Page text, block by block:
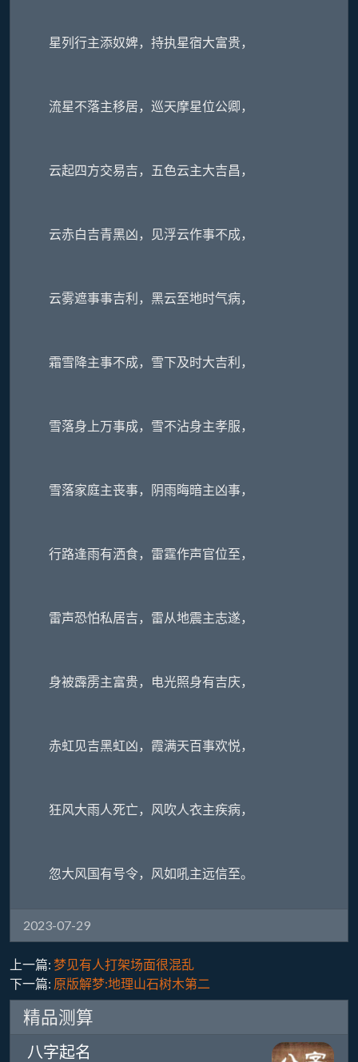
星列行主添奴婢，持执星宿大富贵，
流星不落主移居，巡天摩星位公卿，
云起四方交易吉，五色云主大吉昌，
云赤白吉青黑凶，见浮云作事不成，
云雾遮事事吉利，黑云至地时气病，
霜雪降主事不成，雪下及时大吉利，
雪落身上万事成，雪不沾身主孝服，
雪落家庭主丧事，阴雨晦暗主凶事，
行路逢雨有洒食，雷霆作声官位至，
雷声恐怕私居吉，雷从地震主志遂，
身被霹雳主富贵，电光照身有吉庆，
赤虹见吉黑虹凶，霞满天百事欢悦，
狂风大雨人死亡，风吹人衣主疾病，
忽大风国有号令，风如吼主远信至。
2023-07-29
上一篇: 梦见有人打架场面很混乱
下一篇: 原版解梦:地理山石树木第二
精品测算
八字起名